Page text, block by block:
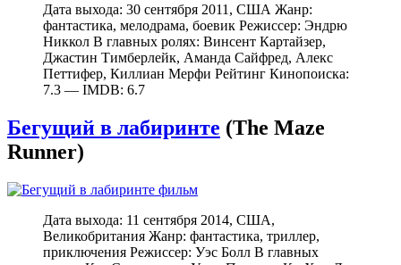
Дата выхода: 30 сентября 2011, США Жанр:
фантастика, мелодрама, боевик Режиссер: Эндрю
Никкол В главных ролях: Винсент Картайзер,
Джастин Тимберлейк, Аманда Сайфред, Алекс
Петтифер, Киллиан Мерфи Рейтинг Кинопоиска:
7.3 — IMDB: 6.7
Бегущий в лабиринте (The Maze
Runner)
Дата выхода: 11 сентября 2014, США,
Великобритания Жанр: фантастика, триллер,
приключения Режиссер: Уэс Болл В главных